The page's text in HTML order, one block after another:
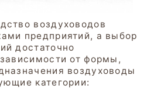
воздуховодов
предприятий, а выбор
достаточно
от формы,
воздуховоды
категории: